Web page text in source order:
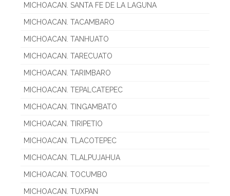
MICHOACAN. SANTA FE DE LA LAGUNA
MICHOACAN. TACAMBARO
MICHOACAN. TANHUATO
MICHOACAN. TARECUATO
MICHOACAN. TARIMBARO
MICHOACAN. TEPALCATEPEC
MICHOACAN. TINGAMBATO
MICHOACAN. TIRIPETIO
MICHOACAN. TLACOTEPEC
MICHOACAN. TLALPUJAHUA
MICHOACAN. TOCUMBO
MICHOACAN. TUXPAN